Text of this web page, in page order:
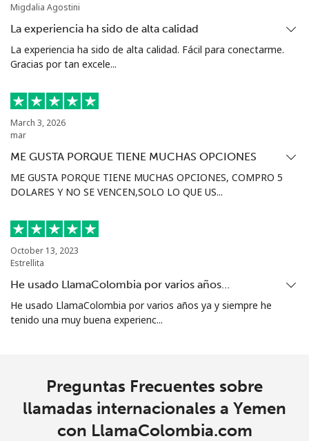
Migdalia Agostini
La experiencia ha sido de alta calidad
La experiencia ha sido de alta calidad. Fácil para conectarme.
Gracias por tan excele...
March 3, 2026
mar
ME GUSTA PORQUE TIENE MUCHAS OPCIONES
ME GUSTA PORQUE TIENE MUCHAS OPCIONES, COMPRO 5
DOLARES Y NO SE VENCEN,SOLO LO QUE US...
October 13, 2023
Estrellita
He usado LlamaColombia por varios años…
He usado LlamaColombia por varios años ya y siempre he
tenido una muy buena experienc...
Preguntas Frecuentes sobre
llamadas internacionales a Yemen
con LlamaColombia.com